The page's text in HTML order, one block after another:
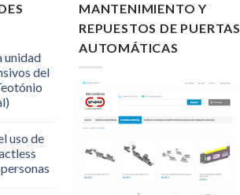
unidad
del
uso de
MANTENIMIENTO Y
REPUESTOS DE PUERTAS
AUTOMÁTICAS